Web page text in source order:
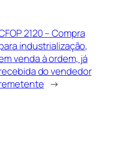
2120 – Compra
industrialização,
venda à ordem, já
do vendedor
→